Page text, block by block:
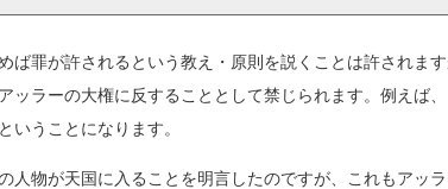
罪が許されるという教え・原則を説くことは許されま
ッラーの大権に反することとして禁じられます。例えば
いうことになります。
物が天国に入ることを明言したのですが、これもアッ